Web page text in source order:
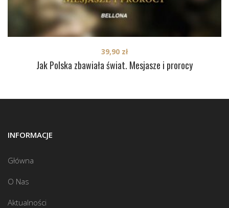
Jak Polska zbawiała świat. Mesjasze i prorocy
39,90 zł
INFORMACJE
Główna
O Nas
Aktualności